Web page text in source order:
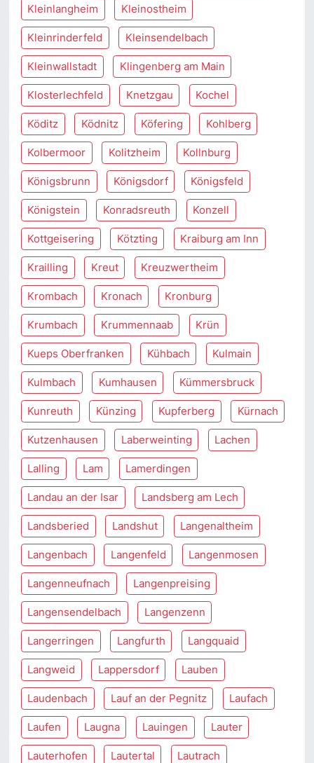
Kleinlangheim Kleinostheim
Kleinrinderfeld Kleinsendelbach
Kleinwallstadt Klingenberg am Main
Klosterlechfeld Knetzgau Kochel
Köditz Ködnitz Köfering Kohlberg
Kolbermoor Kolitzheim Kollnburg
Königsbrunn Königsdorf Königsfeld
Königstein Konradsreuth Konzell
Kottgeisering Kötzting Kraiburg am Inn
Krailling Kreut Kreuzwertheim
Krombach Kronach Kronburg
Krumbach Krummennaab Krün
Kueps Oberfranken Kühbach Kulmain
Kulmbach Kumhausen Kümmersbruck
Kunreuth Künzing Kupferberg Kürnach
Kutzenhausen Laberweinting Lachen
Lalling Lam Lamerdingen
Landau an der Isar Landsberg am Lech
Landsberied Landshut Langenaltheim
Langenbach Langenfeld Langenmosen
Langenneufnach Langenpreising
Langensendelbach Langenzenn
Langerringen Langfurth Langquaid
Langweid Lappersdorf Lauben
Laudenbach Lauf an der Pegnitz Laufach
Laufen Laugna Lauingen Lauter
Lauterhofen Lautertal Lautrach